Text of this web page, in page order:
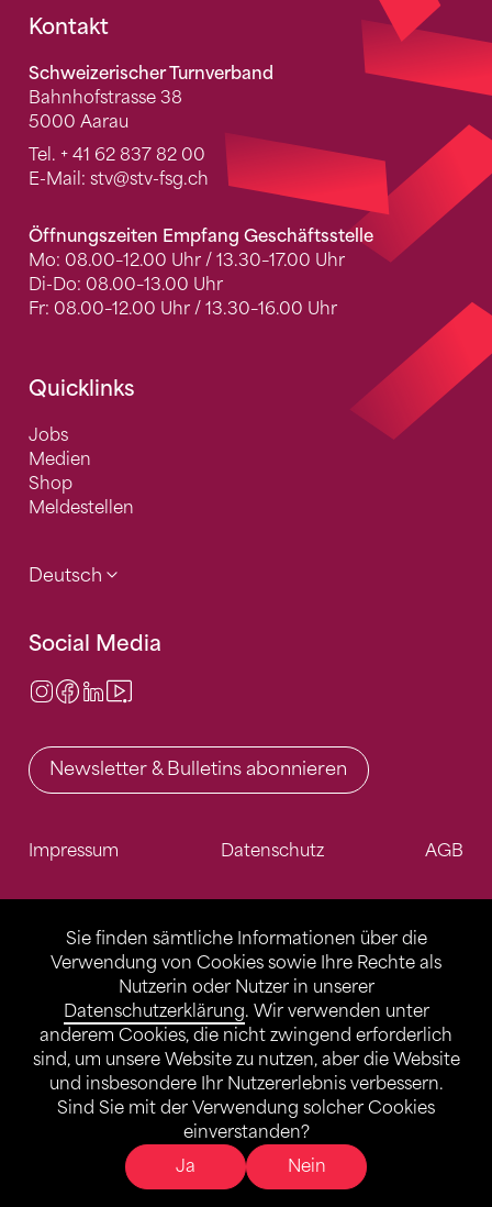
Sie finden sämtliche Informationen über die
Verwendung von Cookies sowie Ihre Rechte als
Nutzerin oder Nutzer in unserer
Datenschutzerklärung. Wir verwenden unter
anderem Cookies, die nicht zwingend erforderlich
sind, um unsere Website zu nutzen, aber die Website
und insbesondere Ihr Nutzererlebnis verbessern.
Sind Sie mit der Verwendung solcher Cookies
einverstanden?
Ja
Nein
Fusszeile
Kontakt
Schweizerischer Turnverband
Bahnhofstrasse 38
5000 Aarau
Tel. + 41 62 837 82 00
E-Mail: stv@stv-fsg.ch
Öffnungszeiten Empfang Geschäftsstelle
Mo: 08.00–12.00 Uhr / 13.30–17.00 Uhr
Di-Do: 08.00–13.00 Uhr
Fr: 08.00–12.00 Uhr / 13.30–16.00 Uhr
Quicklinks
Jobs
Medien
Shop
Meldestellen
Deutsch
Social Media
Instagram
Facebook
LinkedIn
Newsletter & Bulletins abonnieren
Impressum Datenschutz AGB